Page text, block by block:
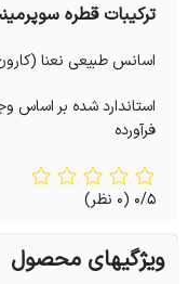
ترکیبات قطره
اسانس طبیعی نعنا
فرآورده
0/5 (0 نظر)
ویژگیهای محصول